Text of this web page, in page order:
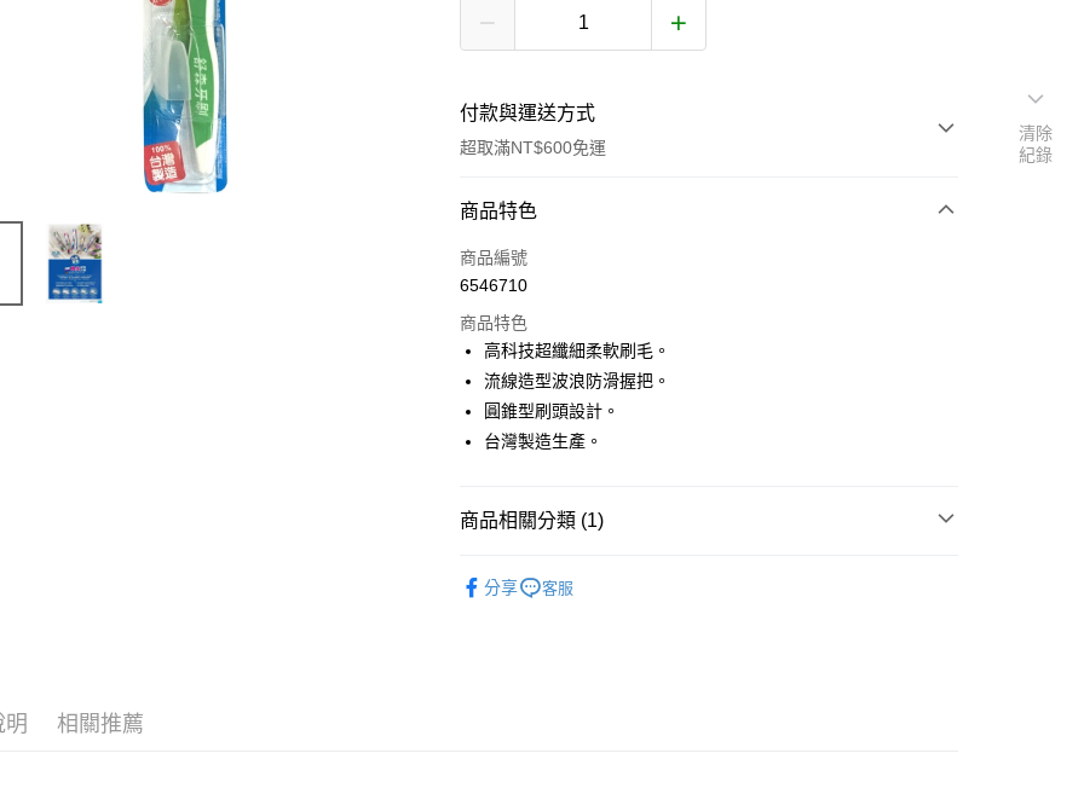
付款與運送方式
超取滿NT$600免運
付款方式
信用卡一次付款
LINE Pay
Apple Pay
街口支付
AFTEE先享後付
【關於「AFTEE先享後付」】
AFTEE先享後付是「在收到商品之後才付款」的支付方式。 讓您購物簡單
ATM付款
商品特色
商品編號
6546710
商品特色
高科技超纖細柔軟刷毛。
流線造型波浪防滑握把。
圓錐型刷頭設計。
台灣製造生產。
商品相關分類 (1)
分享
客服
明 相關推薦
清除
紀錄